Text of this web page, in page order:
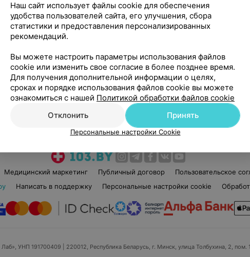
Рекомендую
Медицинский маркетинг Публичный договор Пользовательское
Написать в поддержку Персональные настройки cookie
УНП 191700409 | 220012, Республика Беларусь, г. Минск, улица Толбухина, 2, пом.
Наш сайт использует файлы cookie для обеспечения
удобства пользователей сайта, его улучшения, сбора
статистики и предоставления персонализированных
рекомендаций.
Вы можете настроить параметры использования файлов
cookie или изменить свое согласие в более позднее время.
Для получения дополнительной информации о целях,
сроках и порядке использования файлов cookie вы можете
ознакомиться с нашей Политикой обработки файлов cookie
Отклонить
Принять
Персональные настройки Cookie